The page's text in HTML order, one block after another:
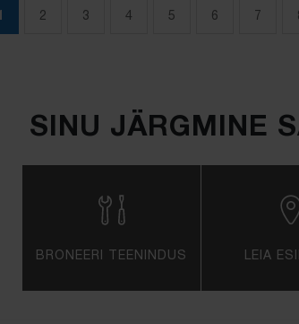
2 3 4 5 6 7
SINU JÄRGMINE
BRONEERI TEENINDUS LEIA